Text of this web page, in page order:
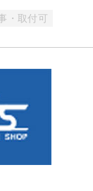
・取付可